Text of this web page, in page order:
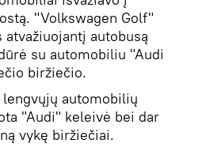
"Volkswagen Golf"
autobusą
su automobiliu "Audi
biržiečio.
automobilių
"Audi" keleivė bei dar
vykę biržiečiai.